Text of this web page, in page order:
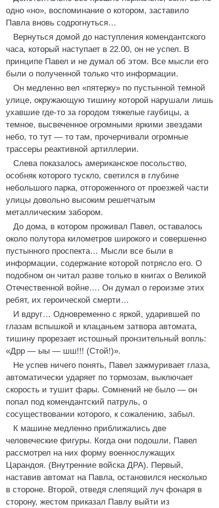
одно «но», воспоминание о котором, заставило
Павла вновь содрогнуться…
Вернуться домой до наступления комендантского
часа, который наступает в 22.00, он не успел. В
принципе Павел и не думал об этом. Все мысли его
были о полученной только что информации.
Он медленно вел «пятерку» по пустынной темной
улице, окружающую тишину которой нарушали лишь
ухавшие где-то за городом тяжелые гаубицы, а
темное, высвеченное огромными яркими звездами
небо, то тут — то там, прочерчивали огромные
трассеры реактивной артиллерии.
Слева показалось американское посольство,
особняк которого тускло, светился в глубине
небольшого парка, отгороженного от проезжей части
улицы довольно высоким решетчатым
металлическим забором.
До дома, в котором проживал Павел, оставалось
около полутора километров широкого и совершенно
пустынного проспекта… Мысли все были в
информации, содержание которой потрясло его. О
подобном он читал разве только в книгах о Великой
Отечественной войне…. Он думал о героизме этих
ребят, их героической смерти…
И вдруг… Одновременно с яркой, ударившей по
глазам вспышкой и клацаньем затвора автомата,
тишину прорезает истошный пронзительный вопль:
«Дрр — ыы — шш!!! (Стой!)».
Не успев ничего понять, Павел зажмуривает глаза,
автоматически ударяет по тормозам, выключает
скорость и тушит фары. Сомнений не было — он
попал под комендантский патруль, о
сосуществовании которого, к сожалению, забыл.
К машине медленно приближались две
человеческие фигуры. Когда они подошли, Павел
рассмотрел на них форму военнослужащих
Царандоя. (Внутренние войска ДРА). Первый,
наставив автомат на Павла, остановился несколько
в стороне. Второй, отведя слепящий луч фонаря в
сторону, жестом приказал Павлу выйти из